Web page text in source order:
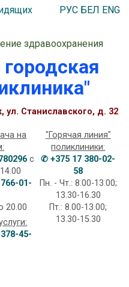
РУС БЕЛ ENG
здравоохранения
ул. Станиславского, д. 32
на
с
01-
20.00
45-
"Горячая линия"
поликлиники:
✆ +375 17 380-02-
58
Пн. - Чт.: 8.00-13.00;
13.30-16.30
Пт.: 8.00-13.00;
13.30-15.30